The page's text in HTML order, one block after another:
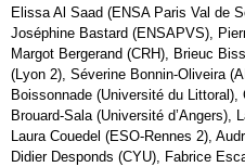
Elissa Al Saad (ENSA Paris Val de
Joséphine Bastard (ENSAPVS),
Margot Bergerand (CRH), Brieuc
(Lyon 2), Séverine Bonnin-Oliveira
Boissonnade (Université du Littoral),
Brouard-Sala (Université d’Angers),
Laura Couedel (ESO-Rennes 2),
Didier Desponds (CYU), Fabrice